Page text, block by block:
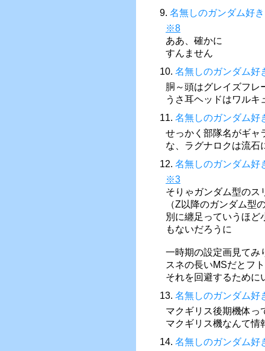
9. 名無しのガンダム好き
※8
ああ、確かに
すんません
10. 名無しのガンダム好
胴～頭はグレイズフレ
うさ耳ヘッドはワル
11. 名無しのガンダム好
せっかく部隊名がギャ
な、ラグナロクは流石
12. 名無しのガンダム好
※3
そりゃガンダム型のス
（Z以降のガンダム型
別に纏足っていうほど
もないだろうに
一時期の設定画見てみ
スネの長いMSだとフ
それを回避するために
13. 名無しのガンダム好
マクギリス後期機体っ
マクギリス機なんて情
14. 名無しのガンダム好